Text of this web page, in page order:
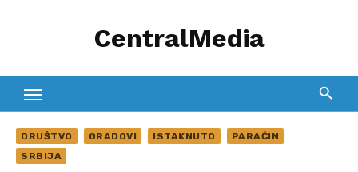
CentralMedia
DRUŠTVO GRADOVI ISTAKNUTO
PARAĆIN
SRBIJA